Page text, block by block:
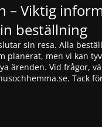
– Viktig
beställning
sin resa. Alla
planerat, men vi kan
ärenden. Vid frågor,
. Tack